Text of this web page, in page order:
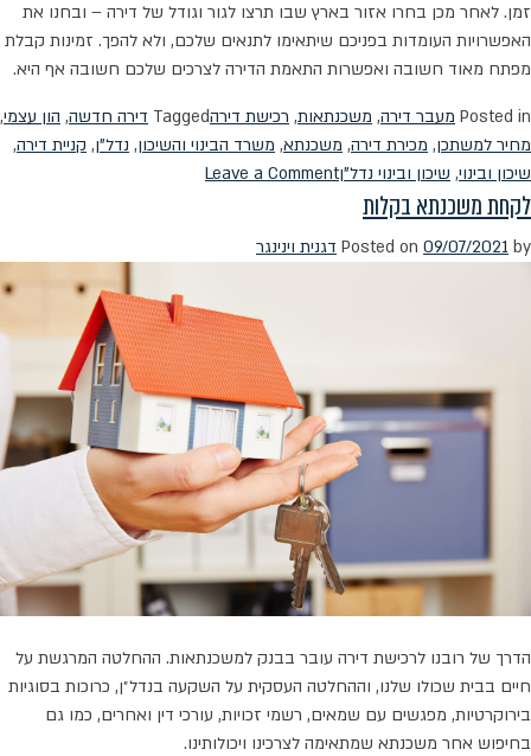
זמן. לאחר מכן בחרו אזור בארץ שבו תרצו לגור וגודל של דירה – ובחנו את
האפשרויות העומדות בפניכם שיתאימו לתנאים שלכם, ולא להפך. זמינות קבלת
מפתח מאוד חשובה ואפשרות התאמת הדירה לצרכים שלכם חשובה אף היא.
Posted in מעבר דירה, משכנתאות, רכישת דירהTagged דירה חדשה, הון עצמי,
מחיר למשתכן, מכירת דירה, משכנתא, משרד הבינוי והשיכון, נדל"ן, קניית דירה,
שיכון ובינוי, שיכון ובינוי נדל"ןLeave a Comment
on
–
זה
מתאים
לכם?
לקחת משכנתא בקלות
Posted on 09/07/2021 by דגנית וינינגר
הדרך של רובנו לרכישת דירה עובר בבנק למשכנתאות. ההחלטה המרגשת על
חיים בבית שכולו שלנו, וההחלטה העסקית על השקעה בנדל״ן, כרוכות בסוגיות
בירוקרטיות, מפגשים עם שמאים, רשמי זכויות, עורכי דין ואחרים, כמו גם
בחיפוש אחר משכנתא שמתאימה לצרכינו ויכולותינו.